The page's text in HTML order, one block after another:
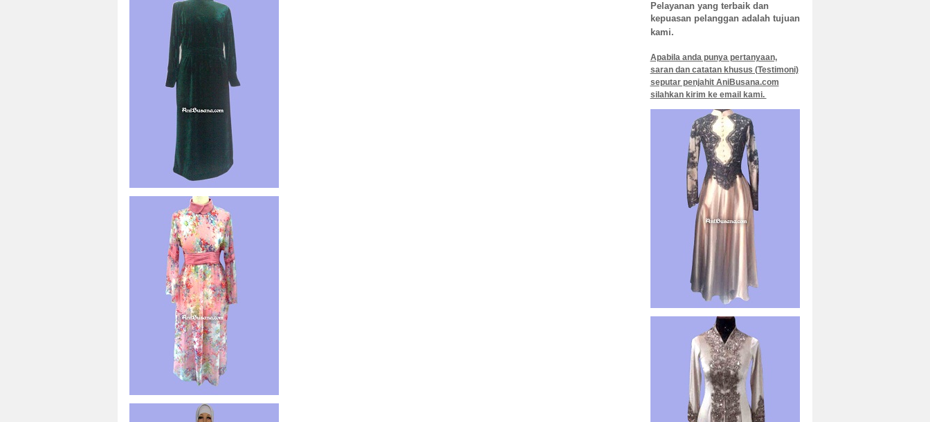
Pelayanan yang terbaik dan
kepuasan pelanggan adalah tujuan
kami.
Apabila anda punya pertanyaan,
saran dan catatan khusus (Testimoni)
seputar penjahit AniBusana.com
silahkan kirim ke email kami.